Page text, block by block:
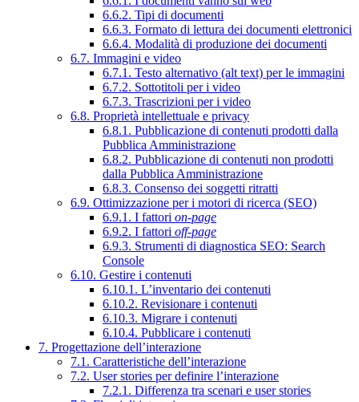
6.6.2. Tipi di documenti
6.6.3. Formato di lettura dei documenti elettronici
6.6.4. Modalità di produzione dei documenti
6.7. Immagini e video
6.7.1. Testo alternativo (alt text) per le immagini
6.7.2. Sottotitoli per i video
6.7.3. Trascrizioni per i video
6.8. Proprietà intellettuale e privacy
6.8.1. Pubblicazione di contenuti prodotti dalla
Pubblica Amministrazione
6.8.2. Pubblicazione di contenuti non prodotti
dalla Pubblica Amministrazione
6.8.3. Consenso dei soggetti ritratti
6.9. Ottimizzazione per i motori di ricerca (SEO)
6.9.1. I fattori on-page
6.9.2. I fattori off-page
6.9.3. Strumenti di diagnostica SEO: Search
Console
6.10. Gestire i contenuti
6.10.1. L’inventario dei contenuti
6.10.2. Revisionare i contenuti
6.10.3. Migrare i contenuti
6.10.4. Pubblicare i contenuti
7. Progettazione dell’interazione
7.1. Caratteristiche dell’interazione
7.2. User stories per definire l’interazione
7.2.1. Differenza tra scenari e user stories